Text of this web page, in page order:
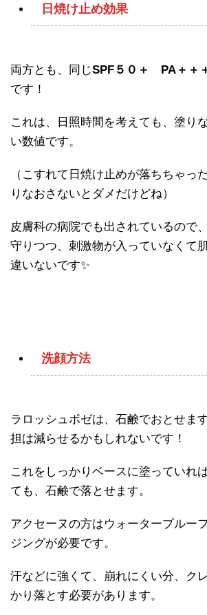
日焼け止め効果
両方とも、同じSPF５０＋ PA＋＋
です！
これは、日照時間を考えても、塗り
い数値です。
（こすれて日焼け止めが落ちちゃっ
りなおさないとダメだけどね）
皮膚科の病院でも出されているので
守りつつ、刺激物が入っていなくて
違いないです✨
洗顔方法
ラロッシュポゼは、石鹸でおとせま
担は減らせるかもしれないです！
これをしっかりベースに塗っていれ
ても、石鹸で落とせます。
アクセーヌの方はウォータープルー
ジングが必要です。
汗などに強くて、崩れにくい分、ク
かり落とす必要があります。